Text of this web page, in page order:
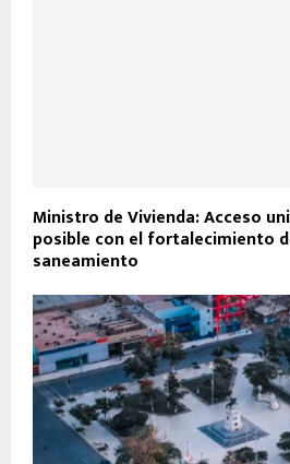
Ministro de Vivienda: Acceso
posible con el fortalecimiento
saneamiento